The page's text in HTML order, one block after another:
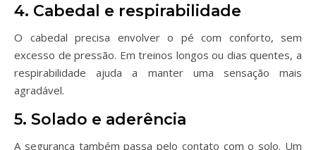
4. Cabedal e respirabilidade
O cabedal precisa envolver o pé com conforto, sem
excesso de pressão. Em treinos longos ou dias quentes, a
respirabilidade ajuda a manter uma sensação mais
agradável.
5. Solado e aderência
A segurança também passa pelo contato com o solo. Um